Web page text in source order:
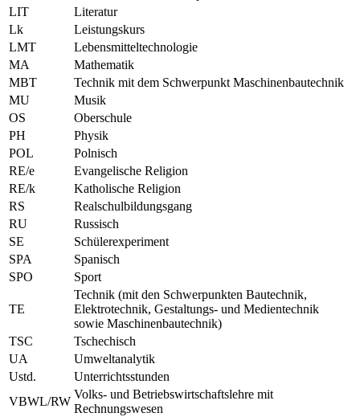
LIT
Literatur
Lk
Leistungskurs
LMT
Lebensmitteltechnologie
MA
Mathematik
MBT
Technik mit dem Schwerpunkt Maschinenbautechnik
MU
Musik
OS
Oberschule
PH
Physik
POL
Polnisch
RE/e
Evangelische Religion
RE/k
Katholische Religion
RS
Realschulbildungsgang
RU
Russisch
SE
Schülerexperiment
SPA
Spanisch
SPO
Sport
TE
Technik (mit den Schwerpunkten Bautechnik,
Elektrotechnik, Gestaltungs- und Medientechnik
sowie Maschinenbautechnik)
TSC
Tschechisch
UA
Umweltanalytik
Ustd.
Unterrichtsstunden
VBWL/RW
Volks- und Betriebswirtschaftslehre mit
Rechnungswesen